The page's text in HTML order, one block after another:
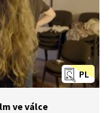
PL
ve válce